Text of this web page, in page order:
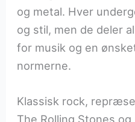
og metal. Hver
og stil, men de deler
for musik og en
normerne.
Klassisk rock,
The Rolling Stones